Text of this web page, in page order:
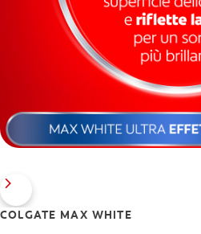
COLGATE MAX WHITE